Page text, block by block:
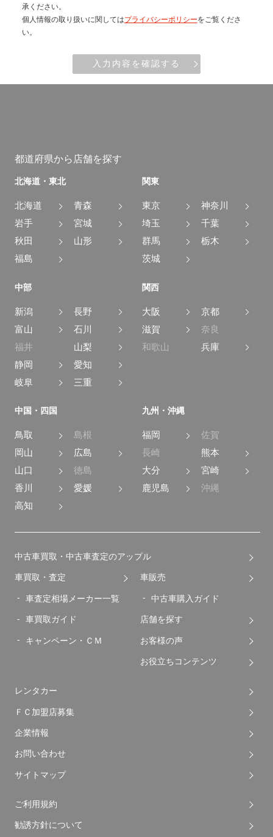
承ください。
個人情報の取り扱いに関してはプライバシーポリシーをご覧くださ
い。
入力内容を確認する
都道府県から店舗を探す
北海道・東北
北海道
青森
岩手
宮城
秋田
山形
福島
関東
東京
神奈川
埼玉
千葉
群馬
栃木
茨城
中部
新潟
長野
富山
石川
福井
山梨
静岡
愛知
岐阜
三重
関西
大阪
京都
滋賀
奈良
和歌山
兵庫
中国・四国
鳥取
島根
岡山
広島
山口
徳島
香川
愛媛
高知
九州・沖縄
福岡
佐賀
長崎
熊本
大分
宮崎
鹿児島
沖縄
中古車買取・中古車査定のアップル
車買取・査定
車査定相場メーカー一覧
車買取ガイド
キャンペーン・ＣＭ
車販売
中古車購入ガイド
店舗を探す
お客様の声
お役立ちコンテンツ
レンタカー
ＦＣ加盟店募集
企業情報
お問い合わせ
サイトマップ
ご利用規約
勧誘方針について